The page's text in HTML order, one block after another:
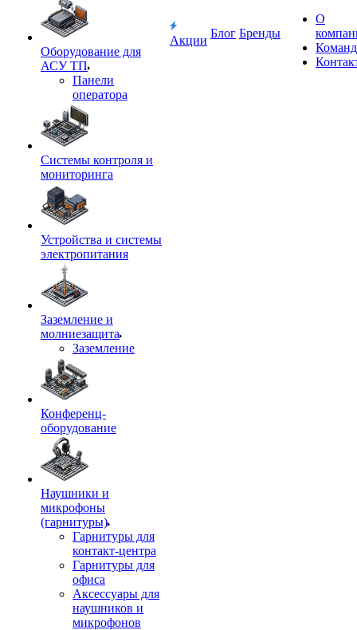
Оборудование для
АСУ ТП
Панели
оператора
Системы контроля и
мониторинга
Устройства и системы
электропитания
Заземление и
молниезащита
Заземление
Конференц-
оборудование
Наушники и
микрофоны
(гарнитуры)
Гарнитуры для
контакт-центра
Гарнитуры для
офиса
Аксессуары для
наушников и
микрофонов
Акции
Блог Бренды
О